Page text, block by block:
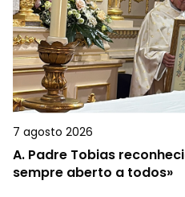
7 agosto 2026
A. Padre Tobias
sempre aberto a todos»